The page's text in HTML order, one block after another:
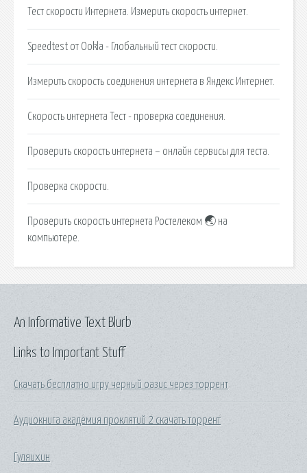
Тест скорости Интернета. Измерить скорость интернет.
Speedtest от Ookla - Глобальный тест скорости.
Измерить скорость соединения интернета в Яндекс Интернет.
Скорость интернета Тест - проверка соединения.
Проверить скорость интернета – онлайн сервисы для теста.
Проверка скорости.
Проверить скорость интернета Ростелеком 🌏 на
компьютере.
Links to Important Stuff
Скачать бесплатно игру черный оазис через торрент
Аудиокнига академия проклятий 2 скачать торрент
Гуляихин
An Informative Text Blurb